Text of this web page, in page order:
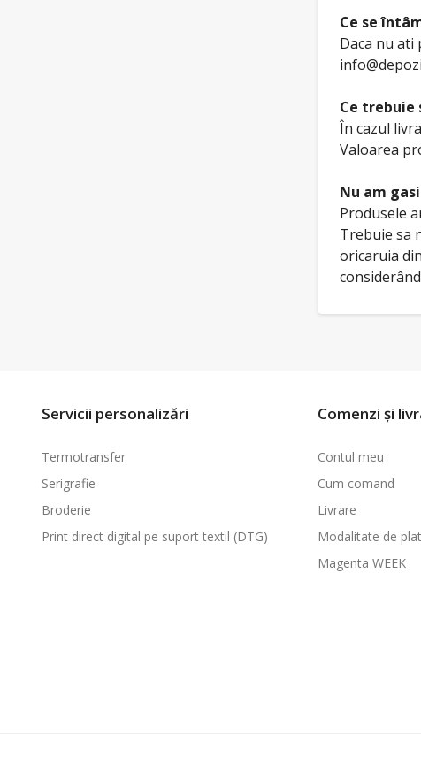
Ce se
Daca nu ati
Ce trebuie
În cazul
Valoarea
Nu am
Produsele
Trebuie sa
oricaruia
Servicii personalizări
Termotransfer
Serigrafie
Broderie
Print direct digital pe suport textil (DTG)
Comenzi și
Contul meu
Cum comand
Livrare
Modalitate de
Magenta WEEK